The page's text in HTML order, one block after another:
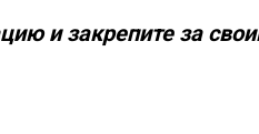
и закрепите за